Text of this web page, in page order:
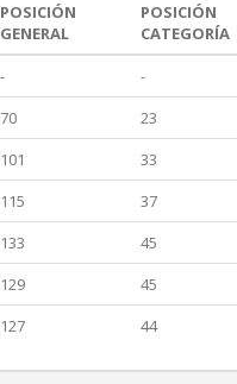
POSICIÓN
GENERAL
POSICIÓN
CATEGORÍA
- -
70 23
101 33
115 37
133 45
129 45
127 44